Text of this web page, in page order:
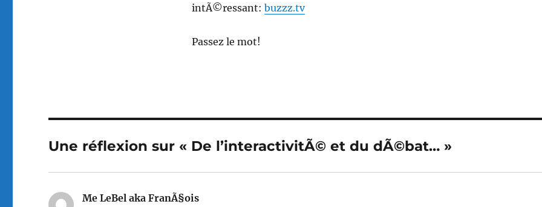
intÃ©ressant: buzzz.tv
Passez le mot!
Une réflexion sur « De l’interactivitÃ© et du dÃ©bat… »
Me LeBel aka FranÃ§ois